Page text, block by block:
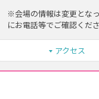
※会場の情報は変更とな
にお電話等でご確認くださ
アクセス